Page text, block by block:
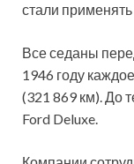
стали
Все седаны
1946 году
(321 869 км). До
Ford Deluxe.